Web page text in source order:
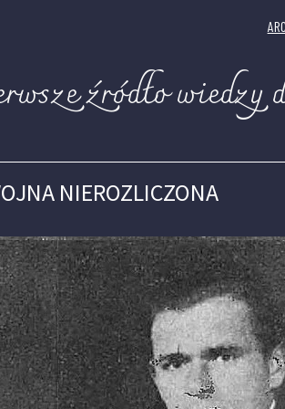
źródło
NIEROZLICZONA